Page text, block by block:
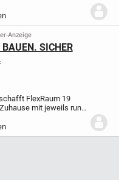
und
und bietet mit
Anzeige
SICHER
FlexRaum 19
mit jeweils rund
Jede
drei Schlafzimmer, zwei